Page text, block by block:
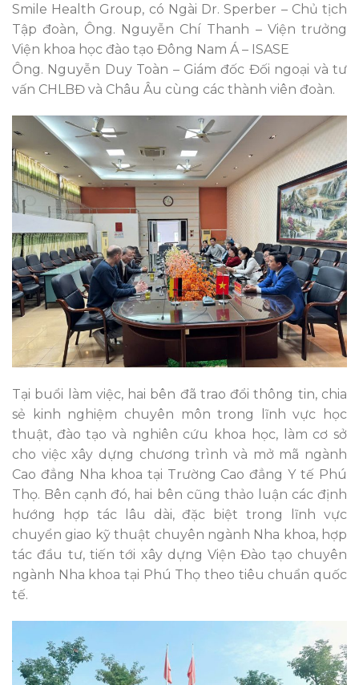
Smile Health Group, có Ngài Dr. Sperber – Chủ tịch
Tập đoàn, Ông. Nguyễn Chí Thanh – Viện trưởng
Viện khoa học đào tạo Đông Nam Á – ISASE
Ông. Nguyễn Duy Toàn – Giám đốc Đối ngoại và tư
vấn CHLBĐ và Châu Âu cùng các thành viên đoàn.
Tại buổi làm việc, hai bên đã trao đổi thông tin, chia
sẻ kinh nghiệm chuyên môn trong lĩnh vực học
thuật, đào tạo và nghiên cứu khoa học, làm cơ sở
cho việc xây dựng chương trình và mở mã ngành
Cao đẳng Nha khoa tại Trường Cao đẳng Y tế Phú
Thọ. Bên cạnh đó, hai bên cũng thảo luận các định
hướng hợp tác lâu dài, đặc biệt trong lĩnh vực
chuyển giao kỹ thuật chuyên ngành Nha khoa, hợp
tác đầu tư, tiến tới xây dựng Viện Đào tạo chuyên
ngành Nha khoa tại Phú Thọ theo tiêu chuẩn quốc
tế.